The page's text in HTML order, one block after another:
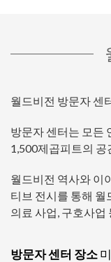
월드비전 방문자 센
방문자 센터는 모든
1,500제곱피트의
월드비전 역사와 이
티브 전시를 통해 월
의료 사업, 구호사업
방문자 센터 장소